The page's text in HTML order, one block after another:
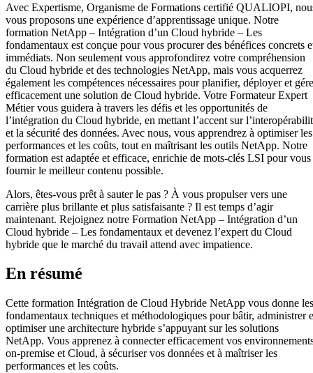
Avec Expertisme, Organisme de Formations certifié QUALIOPI,
vous proposons une expérience d’apprentissage unique. Notre
formation NetApp – Intégration d’un Cloud hybride – Les
fondamentaux est conçue pour vous procurer des bénéfices concrets
immédiats. Non seulement vous approfondirez votre compréhension
du Cloud hybride et des technologies NetApp, mais vous acquerrez
également les compétences nécessaires pour planifier, déployer et
efficacement une solution de Cloud hybride. Votre Formateur Expert
Métier vous guidera à travers les défis et les opportunités de
l’intégration du Cloud hybride, en mettant l’accent sur
et la sécurité des données. Avec nous, vous apprendrez à optimiser les
performances et les coûts, tout en maîtrisant les outils NetApp. Notre
formation est adaptée et efficace, enrichie de mots-clés LSI pour vous
fournir le meilleur contenu possible.
Alors, êtes-vous prêt à sauter le pas ? À vous propulser vers une
carrière plus brillante et plus satisfaisante ? Il est temps d’agir
maintenant. Rejoignez notre Formation NetApp – Intégration d’un
Cloud hybride – Les fondamentaux et devenez l’expert du Cloud
hybride que le marché du travail attend avec impatience.
En résumé
Cette formation Intégration de Cloud Hybride NetApp vous donne les
fondamentaux techniques et méthodologiques pour bâtir, administrer
optimiser une architecture hybride s’appuyant sur les solutions
NetApp. Vous apprenez à connecter efficacement vos
on-premise et Cloud, à sécuriser vos données et à maîtriser les
performances et les coûts.